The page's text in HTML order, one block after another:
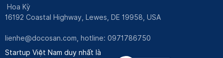
Hoa Kỳ
16192 Coastal Highway, Lewes, DE 19958, USA
lienhe@docosan.com , hotline: 0971786750
Startup Việt Nam duy nhất là